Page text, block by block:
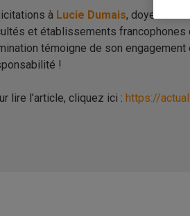
à Lucie Dumais, doyenne de
et établissements francophones
témoigne de son
!
lire l’article, cliquez ici : https://